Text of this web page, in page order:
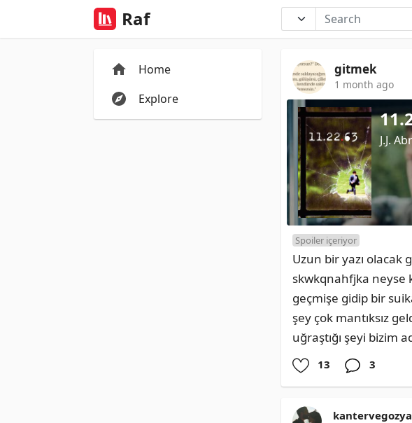
Raf
Home
Explore
gitmek
1 month ago
J.J.
Spoiler içeriyor
Uzun bir yazı olacak
skwkqnahfjka
geçmişe gidip bir
şey çok mantıksız
uğraştığı şeyi bizim
13 3